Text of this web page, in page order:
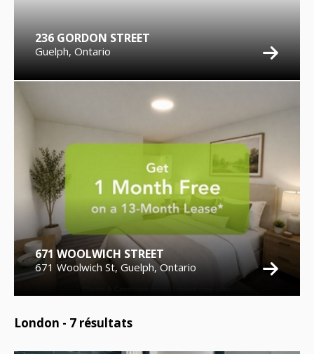
236 GORDON STREET
Guelph, Ontario
671 WOOLWICH STREET
671 Woolwich St, Guelph, Ontario
London - 7 résultats